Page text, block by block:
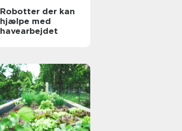
Robotter der kan
hjælpe med
havearbejdet